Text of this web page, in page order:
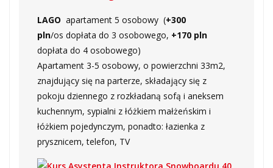
LAGO apartament 5 osobowy (+300
pln/os dopłata do 3 osobowego, +170 pln
dopłata do 4 osobowego)
Apartament 3-5 osobowy, o powierzchni 33m2,
znajdujący się na parterze, składający się z
pokoju dziennego z rozkładaną sofą i aneksem
kuchennym, sypialni z łóżkiem małżeńskim i
łóżkiem pojedynczym, ponadto: łazienka z
prysznicem, telefon, TV